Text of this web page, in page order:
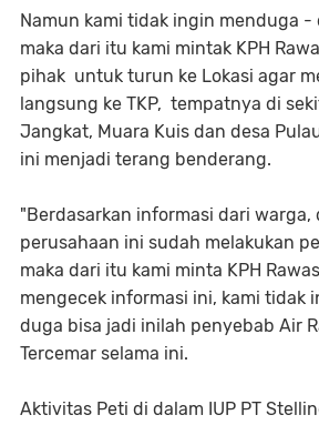
Namun kami tidak ingin menduga -
maka dari itu kami mintak KPH
pihak untuk turun ke Lokasi agar
langsung ke TKP, tempatnya di
Jangkat, Muara Kuis dan desa
ini menjadi terang benderang.
"Berdasarkan informasi dari warga,
perusahaan ini sudah melakukan
maka dari itu kami minta KPH
mengecek informasi ini, kami tidak
duga bisa jadi inilah penyebab Air
Tercemar selama ini.
Aktivitas Peti di dalam IUP PT